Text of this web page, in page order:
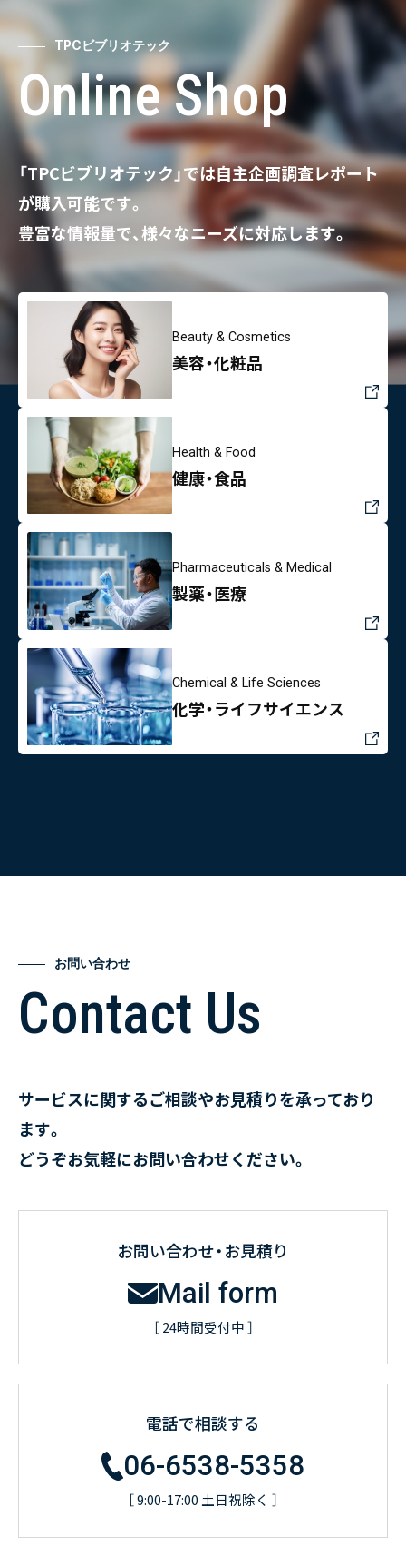
TPCビブリオテック
Online Shop
「TPCビブリオテック」では自主企画調査レポート
が購入可能です。
豊富な情報量で、様々なニーズに対応します。
Beauty & Cosmetics
美容・化粧品
Health & Food
健康・食品
Pharmaceuticals & Medical
製薬・医療
Chemical & Life Sciences
化学・ライフサイエンス
お問い合わせ
Contact Us
サービスに関するご相談やお見積りを承っており
ます。
どうぞお気軽にお問い合わせください。
お問い合わせ・お見積り
Mail form
［ 24時間受付中 ］
電話で相談する
06-6538-5358
［ 9:00-17:00 土日祝除く ］